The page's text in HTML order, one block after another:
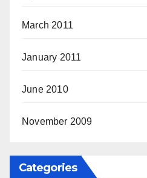
March 2011
January 2011
June 2010
November 2009
Categories